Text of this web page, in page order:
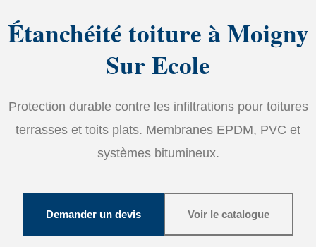
Étanchéité toiture à Moigny
Sur Ecole
Protection durable contre les infiltrations pour toitures
terrasses et toits plats. Membranes EPDM, PVC et
systèmes bitumineux.
Demander un devis Voir le catalogue